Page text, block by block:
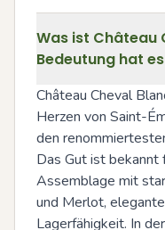
Was ist Château
Bedeutung hat
Château Cheval
Herzen von Saint-
den
Das Gut ist bekannt
Assemblage mit
und Merlot,
Lagerfähigkeit. In